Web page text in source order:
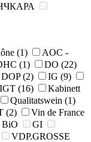
(1)
AOC -
(1) DO (22)
DOP(2) IG (9)
IGT (16)
Kabinett
Qualitatswein (1)
(2)
Vin de France
BiO
GI
VDP.GROSSE